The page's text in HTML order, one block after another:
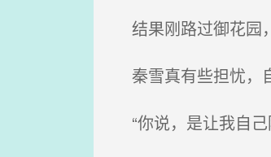
结果刚路过御花园
秦雪真有些担忧，
“你说，是让我自己